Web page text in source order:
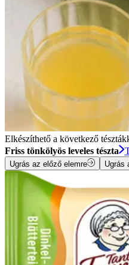
Elkészíthető a következő
Friss tönkölyös leveles tészta
Ugrás az előző elemre Ugrás